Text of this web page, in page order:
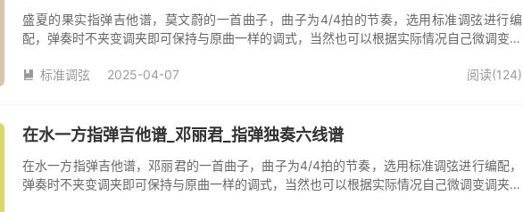
盛夏的果实指弹吉他谱，莫文蔚的一首曲子，曲子为4/4拍的节奏，选用标准调弦进行编
配，弹奏时不夹变调夹即可保持与原曲一样的调式，当然也可以根据实际情况自己微调变调
 标准调弦 2025-04-07 阅读(124)
在水一方指弹吉他谱_邓丽君_指弹独奏六线谱
在水一方指弹吉他谱，邓丽君的一首曲子，曲子为4/4拍的节奏，选用标准调弦进行编配，
弹奏时不夹变调夹即可保持与原曲一样的调式，当然也可以根据实际情况自己微调变调夹品